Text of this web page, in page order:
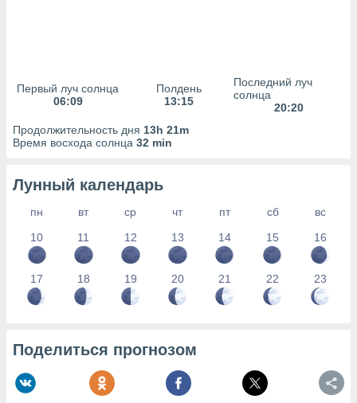
наших 1199
Первый луч солнца
06:09
Полдень
13:15
Последний луч
солнца
20:20
Продолжительность дня 13h 21m
Время восхода солнца 32 min
Лунный календарь
пн вт ср чт пт сб
вс
10
11 12 13 14 15 16
17 18 19 20 21 22 23
Поделиться прогнозом